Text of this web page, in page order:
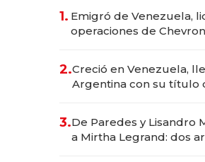
1. Emigró de Venezuela,
operaciones de
2.Creció en Venezuela,
Argentina con su título
las marcas "fast
3.De Paredes y Lisandro
a Mirtha Legrand: dos